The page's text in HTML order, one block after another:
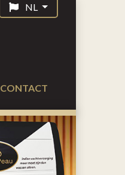
NL
CONTACT